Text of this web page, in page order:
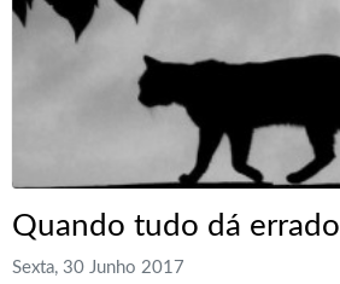
Quando tudo dá errado
Sexta, 30 Junho 2017